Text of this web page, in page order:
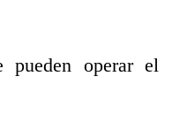
pueden operar el